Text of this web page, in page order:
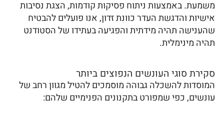
משמעת. באמצעות ניתוח פסיקות קודמות, הצגת נסיבות
אישיות והדגשת העדר כוונת זדון, אנו פועלים להבטיח
שהענישה תהיה מידתית והפגיעה בעתידו של הסטודנט
תהיה מינימלית.
סקירת סוגי העונשים הנפוצים ביותר
המוסדות להשכלה גבוהה מוסמכים להטיל מגוון רחב של
עונשים, כפי שמפורט בתקנונים הפנימיים שלהם: